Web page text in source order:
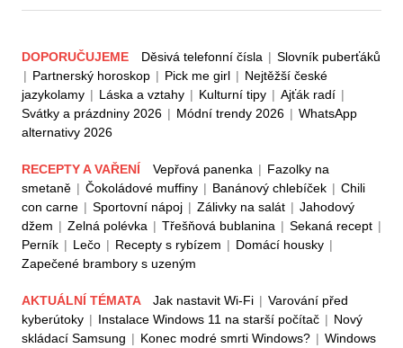
DOPORUČUJEME Děsivá telefonní čísla | Slovník puberťáků
| Partnerský horoskop | Pick me girl | Nejtěžší české
jazykolamy | Láska a vztahy | Kulturní tipy | Ajťák radí |
Svátky a prázdniny 2026 | Módní trendy 2026 | WhatsApp
alternativy 2026
RECEPTY A VAŘENÍ Vepřová panenka | Fazolky na
smetaně | Čokoládové muffiny | Banánový chlebíček | Chili
con carne | Sportovní nápoj | Zálivky na salát | Jahodový
džem | Zelná polévka | Třešňová bublanina | Sekaná recept |
Perník | Lečo | Recepty s rybízem | Domácí housky |
Zapečené brambory s uzeným
AKTUÁLNÍ TÉMATA Jak nastavit Wi-Fi | Varování před
kyberútoky | Instalace Windows 11 na starší počítač | Nový
skládací Samsung | Konec modré smrti Windows? | Windows